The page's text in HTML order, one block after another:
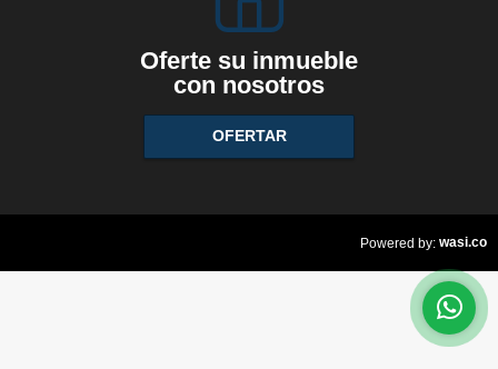
Oferte su inmueble
con nosotros
OFERTAR
Powered by: wasi.co